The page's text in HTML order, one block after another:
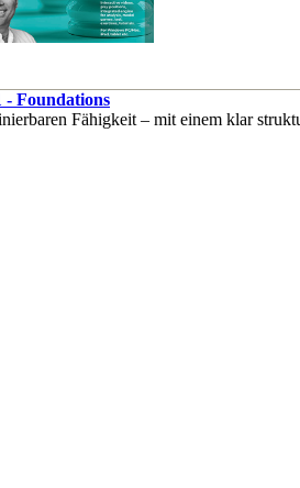
- Foundations
Fähigkeit – mit einem klar